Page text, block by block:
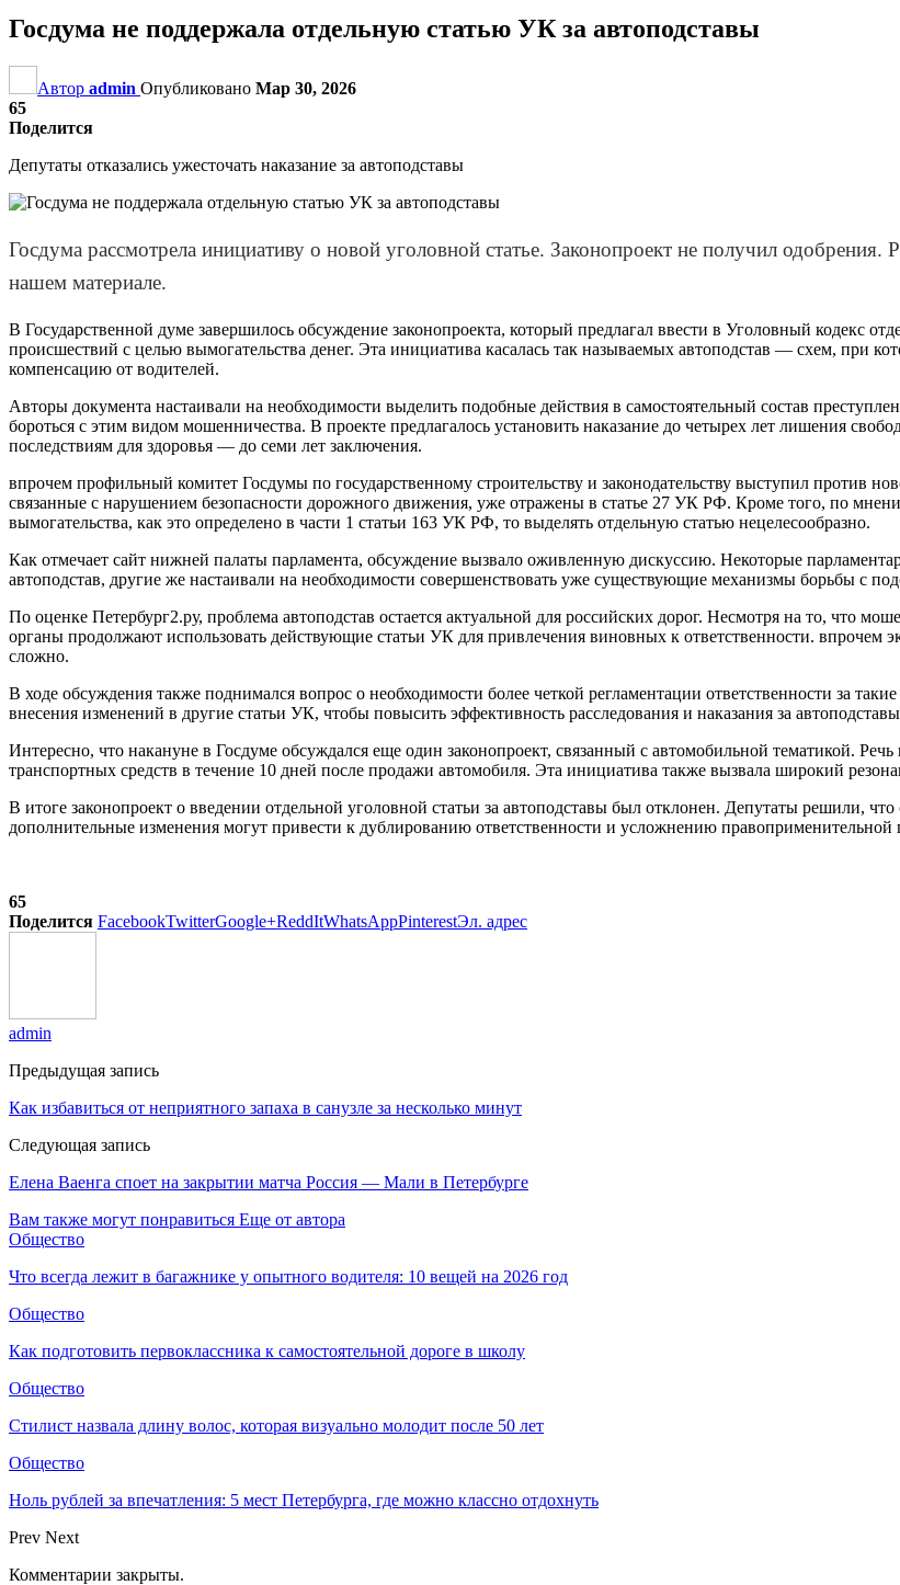
Госдума не поддержала отдельную статью УК за автоподставы
Автор admin Опубликовано Мар 30, 2026
65
Поделится
Депутаты отказались ужесточать наказание за автоподставы
Госдума рассмотрела инициативу о новой уголовной статье. Законопроект не получил
нашем материале.
В Государственной думе завершилось обсуждение законопроекта, который предлагал ввести в Уголовный кодекс
происшествий с целью вымогательства денег. Эта инициатива касалась так называемых автоподстав — схем, при
компенсацию от водителей.
Авторы документа настаивали на необходимости выделить подобные действия в самостоятельный состав
бороться с этим видом мошенничества. В проекте предлагалось установить наказание до четырех лет лишения
последствиям для здоровья — до семи лет заключения.
впрочем профильный комитет Госдумы по государственному строительству и законодательству выступил против
связанные с нарушением безопасности дорожного движения, уже отражены в статье 27 УК РФ. Кроме того, по
вымогательства, как это определено в части 1 статьи 163 УК РФ, то выделять отдельную статью нецелесообразно.
Как отмечает сайт нижней палаты парламента, обсуждение вызвало оживленную дискуссию. Некоторые
автоподстав, другие же настаивали на необходимости совершенствовать уже существующие механизмы борьбы с
По оценке Петербург2.ру, проблема автоподстав остается актуальной для российских дорог. Несмотря на то, что
органы продолжают использовать действующие статьи УК для привлечения виновных к ответственности. впрочем
сложно.
В ходе обсуждения также поднимался вопрос о необходимости более четкой регламентации ответственности за
внесения изменений в другие статьи УК, чтобы повысить эффективность расследования и наказания за
Интересно, что накануне в Госдуме обсуждался еще один законопроект, связанный с автомобильной тематикой.
транспортных средств в течение 10 дней после продажи автомобиля. Эта инициатива также вызвала широкий
В итоге законопроект о введении отдельной уголовной статьи за автоподставы был отклонен. Депутаты решили,
дополнительные изменения могут привести к дублированию ответственности и усложнению правоприменительной
65
Поделится FacebookTwitterGoogle+ReddItWhatsAppPinterestЭл. адрес
admin
Предыдущая запись
Как избавиться от неприятного запаха в санузле за несколько минут
Следующая запись
Елена Ваенга споет на закрытии матча Россия — Мали в Петербурге
Вам также могут понравиться Еще от автора
Общество
Что всегда лежит в багажнике у опытного водителя: 10 вещей на 2026 год
Общество
Как подготовить первоклассника к самостоятельной дороге в школу
Общество
Стилист назвала длину волос, которая визуально молодит после 50 лет
Общество
Ноль рублей за впечатления: 5 мест Петербурга, где можно классно отдохнуть
Prev Next
Комментарии закрыты.